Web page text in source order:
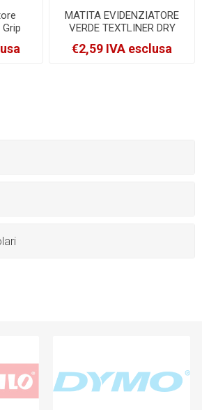
MATITA EVIDENZIATORE
VERDE TEXTLINER DRY
1148 FABER-CASTELL
[114863]
€2,59 IVA esclusa